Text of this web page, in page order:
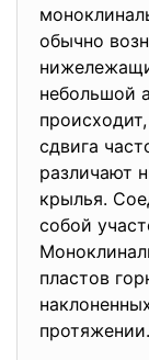
обычно
небольшой
сдвига
различают
крылья.
собой
пластов
протяжении.